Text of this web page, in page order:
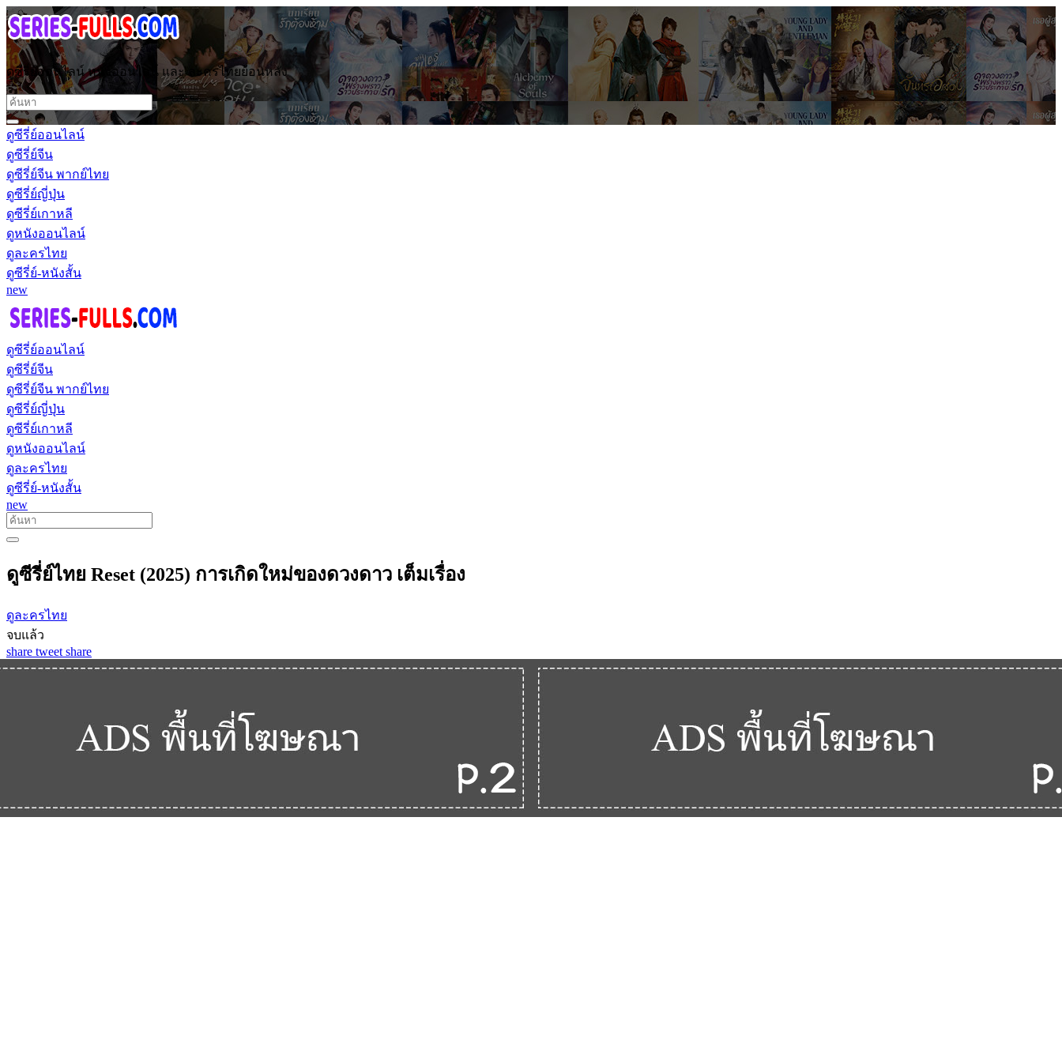
ดูซีรี่ย์ออนไลน์ หนังออนไลน์ และ ละครไทยย้อนหลัง
ดูซีรี่ย์ออนไลน์
ดูซีรี่ย์จีน
ดูซีรี่ย์จีน พากย์ไทย
ดูซีรี่ย์ญี่ปุ่น
ดูซีรี่ย์เกาหลี
ดูหนังออนไลน์
ดูละครไทย
ดูซีรี่ย์-หนังสั้น
new
ดูซีรี่ย์ออนไลน์
ดูซีรี่ย์จีน
ดูซีรี่ย์จีน พากย์ไทย
ดูซีรี่ย์ญี่ปุ่น
ดูซีรี่ย์เกาหลี
ดูหนังออนไลน์
ดูละครไทย
ดูซีรี่ย์-หนังสั้น
new
ดูซีรี่ย์ไทย Reset (2025) การเกิดใหม่ของดวงดาว เต็มเรื่อง
ดูละครไทย
จบแล้ว
share tweet share